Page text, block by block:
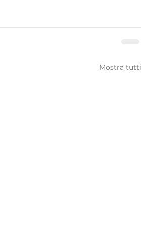
Mostra tutti